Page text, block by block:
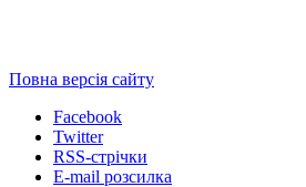
Повна версія сайту
Facebook
Twitter
RSS-стрічки
E-mail розсилка